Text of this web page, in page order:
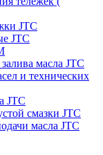
JTC
JTC
масла JTC
и технических
JTC
смазки JTC
масла JTC